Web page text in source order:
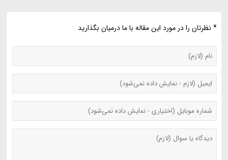
* نظرتان را در مورد این مقاله با ما درمیان بگذارید